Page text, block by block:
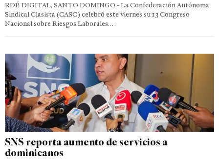
RDÉ DIGITAL, SANTO DOMINGO.- La Confederación Autónoma
Sindical Clasista (CASC) celebró este viernes su 13 Congreso
Nacional sobre Riesgos Laborales.…
SNS reporta aumento de servicios a
dominicanos